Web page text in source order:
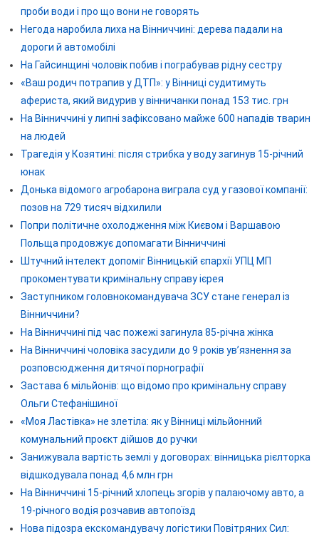
проби води і про що вони не говорять
Негода наробила лиха на Вінниччині: дерева падали на
дороги й автомобілі
На Гайсинщині чоловік побив і пограбував рідну сестру
«Ваш родич потрапив у ДТП»: у Вінниці судитимуть
афериста, який видурив у вінничанки понад 153 тис. грн
На Вінниччині у липні зафіксовано майже 600 нападів тварин
на людей
Трагедія у Козятині: після стрибка у воду загинув 15-річний
юнак
Донька відомого агробарона виграла суд у газової компанії:
позов на 729 тисяч відхилили
Попри політичне охолодження між Києвом і Варшавою
Польща продовжує допомагати Вінниччині
Штучний інтелект допоміг Вінницькій єпархії УПЦ МП
прокоментувати кримінальну справу ієрея
Заступником головнокомандувача ЗСУ стане генерал із
Вінниччини?
На Вінниччині під час пожежі загинула 85-річна жінка
На Вінниччині чоловіка засудили до 9 років ув’язнення за
розповсюдження дитячої порнографії
Застава 6 мільйонів: що відомо про кримінальну справу
Ольги Стефанішиної
«Моя Ластівка» не злетіла: як у Вінниці мільйонний
комунальний проєкт дійшов до ручки
Занижувала вартість землі у договорах: вінницька рієлторка
відшкодувала понад 4,6 млн грн
На Вінниччині 15-річний хлопець згорів у палаючому авто, а
19-річного водія розчавив автопоїзд
Нова підозра екскомандувачу логістики Повітряних Сил: